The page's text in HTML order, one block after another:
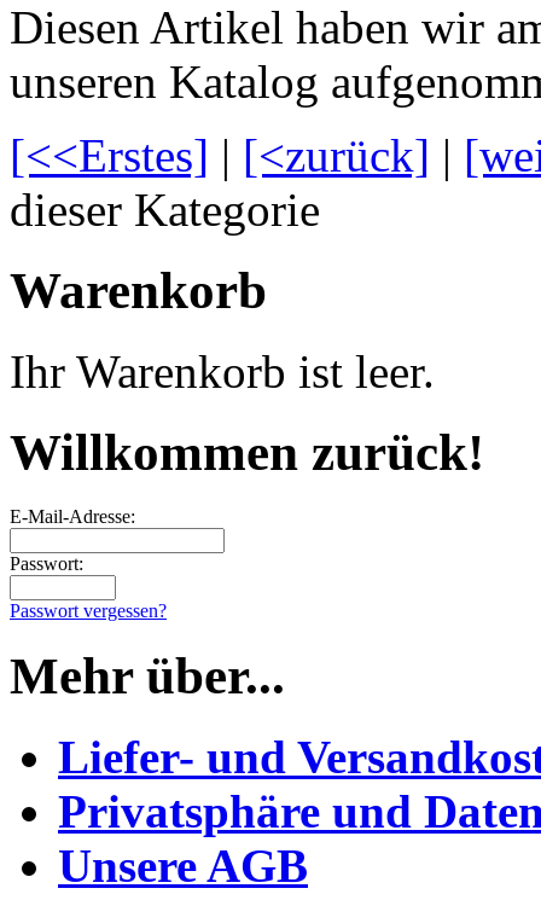
Diesen Artikel haben wir
unseren Katalog
[<<Erstes] | [<zurück] |
dieser Kategorie
Warenkorb
Ihr Warenkorb ist leer.
Willkommen zurück!
E-Mail-Adresse:
Passwort:
Passwort vergessen?
Mehr über...
Liefer- und
Privatsphäre und
Unsere AGB